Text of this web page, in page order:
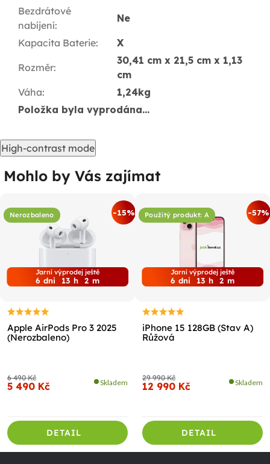
Bezdrátové
nabíjení:
Ne
Kapacita Baterie: X
Rozměr:
30,41 cm x 21,5 cm x 1,13
cm
Váha:
1,24kg
Položka byla vyprodána…
High-contrast mode
Mohlo by Vás zajímat
Nerozbaleno -15%
Jarní výprodej ještě
6 dni 13 h 2 m
Apple AirPods Pro 3 2025
(Nerozbaleno)
6 490 Kč
5 490 Kč Skladem
DETAIL
Použitý produkt: A -57%
Jarní výprodej ještě
6 dni 13 h 2 m
iPhone 15 128GB (Stav A)
Růžová
29 990 Kč
12 990 Kč Skladem
DETAIL